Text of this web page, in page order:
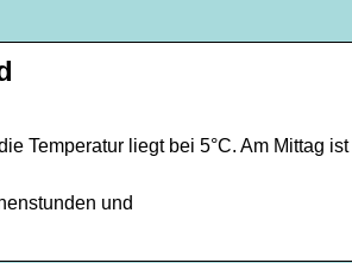
Temperatur liegt bei 5°C. Am Mittag ist
und